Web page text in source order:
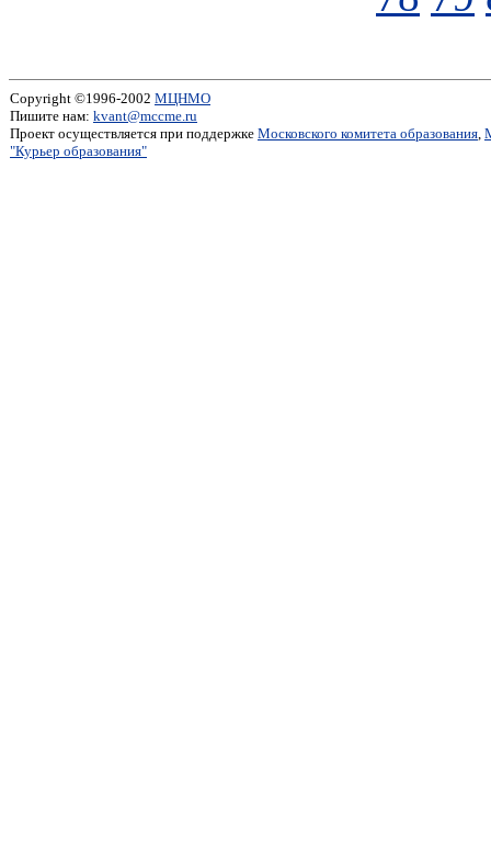
Copyright ©1996-2002 МЦНМО
Пишите нам: kvant@mccme.ru
Проект осуществляется при поддержке Московского комитета образования,
"Курьер образования"